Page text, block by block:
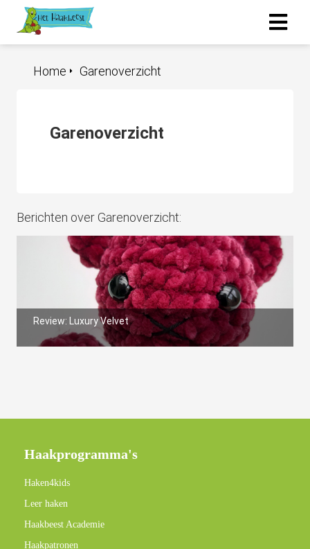
Garenoverzicht
Home
Garenoverzicht
Berichten over Garenoverzicht:
Review: Luxury Velvet
Haakprogramma's
Haken4kids
Leer haken
Haakbeest Academie
Haakpatronen